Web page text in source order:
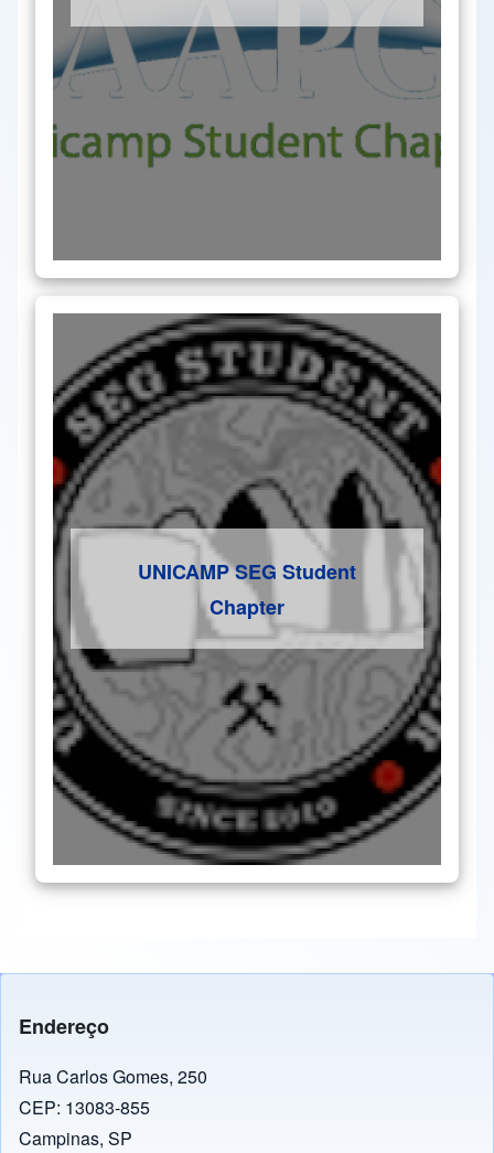
UNICAMP SEG Student
Chapter
Endereço
Rua Carlos Gomes, 250
CEP: 13083-855
Campinas, SP